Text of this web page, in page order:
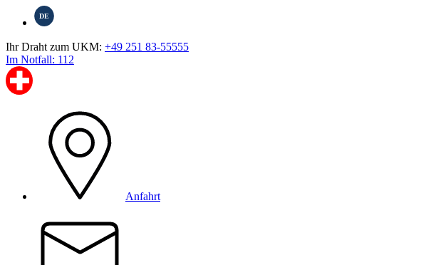
DE
Ihr Draht zum UKM: +49 251 83-55555
Im Notfall: 112
Anfahrt